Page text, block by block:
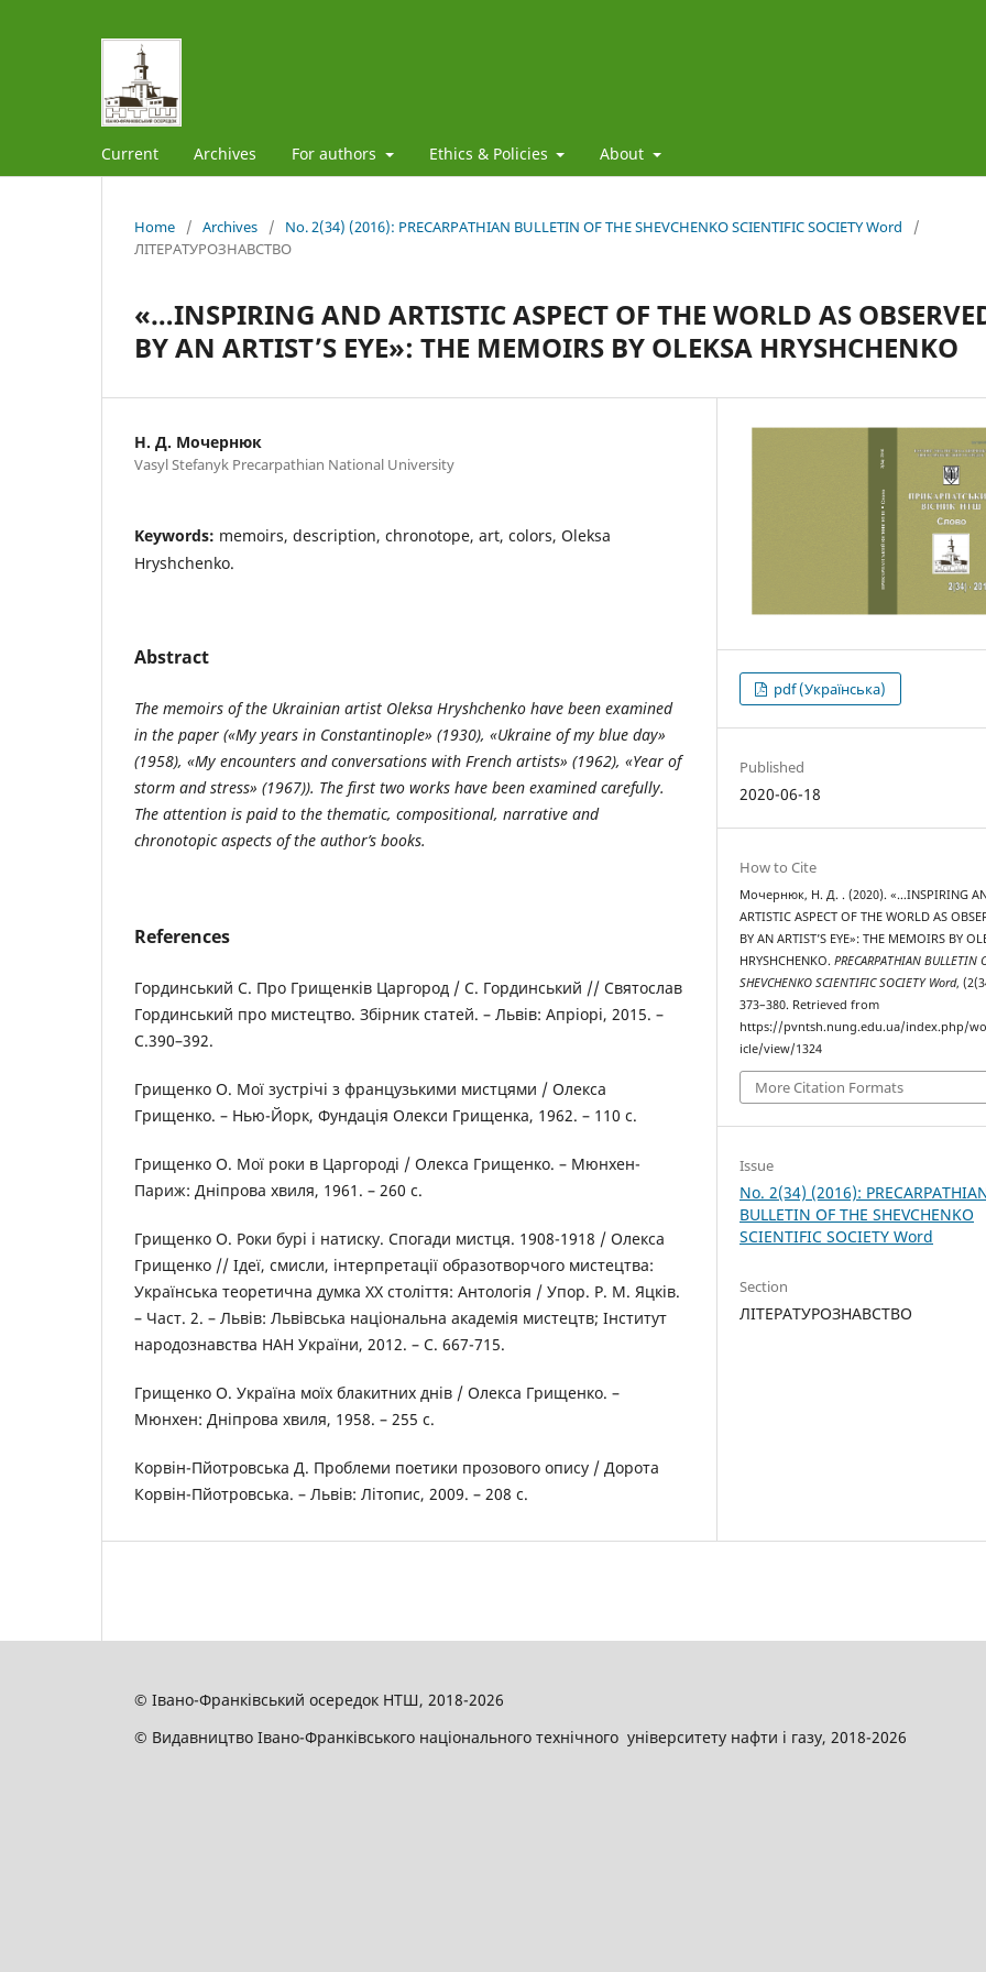
Current Archives For authors Ethics & Policies About
Home / Archives / No. 2(34) (2016): PRECARPATHIAN BULLETIN OF THE SHEVCHENKO SCIENTIFIC SOCIETY Word
/
ЛІТЕРАТУРОЗНАВСТВО
«…INSPIRING AND ARTISTIC ASPECT OF THE WORLD AS
BY AN ARTIST’S EYE»: THE MEMOIRS BY OLEKSA HRYSHCHENKO
Н. Д. Мочернюк
Vasyl Stefanyk Precarpathian National University
Keywords: memoirs, description, chronotope, art, colors, Oleksa
Hryshchenko.
Abstract
The memoirs of the Ukrainian artist Oleksa Hryshchenko have been examined
in the paper («My years in Constantinople» (1930), «Ukraine of my blue day»
(1958), «My encounters and conversations with French artists» (1962), «Year of
storm and stress» (1967)). The first two works have been examined carefully.
The attention is paid to the thematic, compositional, narrative and
chronotopic aspects of the author’s books.
References
Гординський С. Про Грищенків Царгород / С. Гординський // Святослав
Гординський про мистецтво. Збірник статей. – Львів: Апріорі, 2015. –
С.390–392.
Грищенко О. Мої зустрічі з французькими мистцями / Олекса
Грищенко. – Нью-Йорк, Фундація Олекси Грищенка, 1962. – 110 с.
Грищенко О. Мої роки в Царгороді / Олекса Грищенко. – Мюнхен-
Париж: Дніпрова хвиля, 1961. – 260 с.
Грищенко О. Роки бурі і натиску. Спогади мистця. 1908-1918 / Олекса
Грищенко // Ідеї, смисли, інтерпретації образотворчого мистецтва:
Українська теоретична думка ХХ століття: Антологія / Упор. Р. М. Яцків.
– Част. 2. – Львів: Львівська національна академія мистецтв; Інститут
народознавства НАН України, 2012. – С. 667-715.
Грищенко О. Україна моїх блакитних днів / Олекса Грищенко. –
Мюнхен: Дніпрова хвиля, 1958. – 255 с.
Корвін-Пйотровська Д. Проблеми поетики прозового опису / Дорота
Корвін-Пйотровська. – Львів: Літопис, 2009. – 208 с.
pdf (Українська)
Published
2020-06-18
How to Cite
Мочернюк, Н. Д. . (2020). «…INSPIRING
ARTISTIC ASPECT OF THE WORLD AS
BY AN ARTIST’S EYE»: THE MEMOIRS BY
HRYSHCHENKO.PRECARPATHIAN BULLETIN
SHEVCHENKO SCIENTIFIC SOCIETY Word,
373–380. Retrieved from
https://pvntsh.nung.edu.ua/index.php/
icle/view/1324
More Citation Formats
Issue
No. 2(34) (2016):
BULLETIN OF THE SHEVCHENKO
SCIENTIFIC SOCIETY Word
Section
ЛІТЕРАТУРОЗНАВСТВО
© Івано-Франківський осередок НТШ, 2018-2026
© Видавництво Івано-Франківського національного технічного університету нафти і газу, 2018-2026